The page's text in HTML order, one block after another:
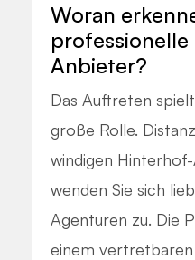
Woran
professionelle
Anbieter?
Das Auftreten
große Rolle.
windigen
wenden Sie sich
Agenturen zu. Die
einem vertretbaren